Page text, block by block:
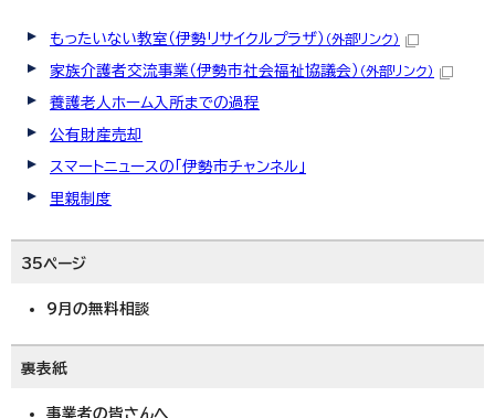
もったいない教室（伊勢リサイクルプラザ） （外部リンク）
家族介護者交流事業（伊勢市社会福祉協議会） （外部リンク）
養護老人ホーム入所までの過程
公有財産売却
スマートニュースの「伊勢市チャンネル」
里親制度
35ページ
9月の無料相談
裏表紙
事業者の皆さんへ